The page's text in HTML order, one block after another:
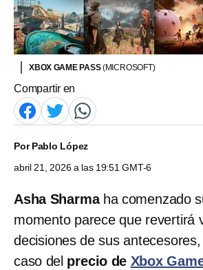
XBOX GAME PASS(MICROSOFT)
Compartir en
PorPablo López
abril 21, 2026 a las 19:51 GMT-6
Asha Sharmaha comenzado
momento parece que revertirá
decisiones de sus
caso del precio de Xbox